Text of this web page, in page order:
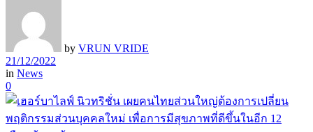
by VRUN VRIDE
21/12/2022
in News
0